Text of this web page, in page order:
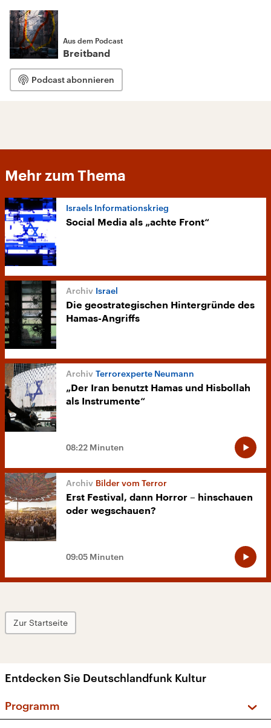
Aus dem Podcast
Breitband
Podcast abonnieren
Mehr zum Thema
Israels Informationskrieg
Social Media als „achte Front“
Israel
Die geostrategischen Hintergründe des
Hamas-Angriffs
Terrorexperte Neumann
„Der Iran benutzt Hamas und Hisbollah
als Instrumente“
08:22 Minuten
Bilder vom Terror
Erst Festival, dann Horror – hinschauen
oder wegschauen?
09:05 Minuten
Zur Startseite
Entdecken Sie Deutschlandfunk Kultur
Programm